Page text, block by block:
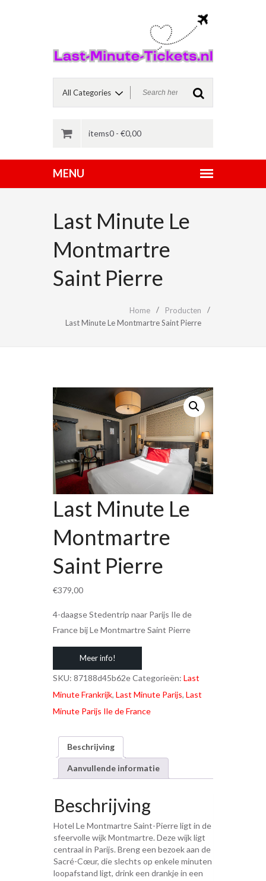
items0 - €0,00
Last Minute Le
Montmartre
Saint Pierre
Home
Producten
Last Minute Le Montmartre Saint Pierre
Last Minute Le
Montmartre
Saint Pierre
€379,00
4-daagse Stedentrip naar Parijs Ile de
France bij Le Montmartre Saint Pierre
Meer info!
SKU: 87188d45b62eCategorieën: Last
Minute Frankrijk, Last Minute Parijs, Last
Minute Parijs Ile de France
Beschrijving
Aanvullende informatie
Beschrijving
Hotel Le Montmartre Saint-Pierre ligt in de
sfeervolle wijk Montmartre. Deze wijk ligt
centraal in Parijs. Breng een bezoek aan de
Sacré-Cœur, die slechts op enkele minuten
loopafstand ligt, drink een drankje in een